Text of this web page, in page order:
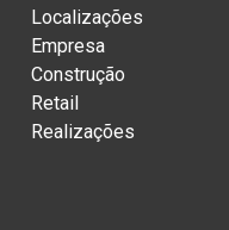
Localizações
Empresa
Construção
Retail
Realizações